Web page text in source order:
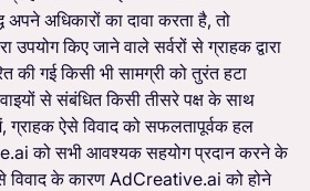
अधिकारों का दावा करता है, तो
किए जाने वाले सर्वरों से ग्राहक द्वारा
की गई किसी भी सामग्री को तुरंत हटा
से संबंधित किसी तीसरे पक्ष के साथ
ग्राहक ऐसे विवाद को सफलतापूर्वक हल
को सभी आवश्यक सहयोग प्रदान करने के
विवाद के कारण AdCreative.ai को होने